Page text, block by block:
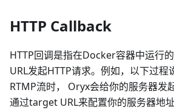
HTTP Callback
HTTP回调是指在Docker容器中运行
URL发起HTTP请求。例如，以下过程
RTMP流时， Oryx会给你的服务器发
通过target URL来配置你的服务器地址